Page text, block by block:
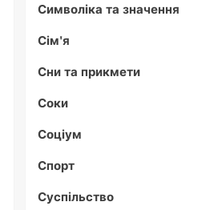
Символіка та значення
Сім'я
Сни та прикмети
Соки
Соціум
Спорт
Суспільство